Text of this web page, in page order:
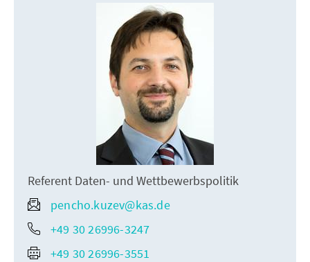
Referent Daten- und Wettbewerbspolitik
pencho.kuzev@kas.de
+49 30 26996-3247
+49 30 26996-3551